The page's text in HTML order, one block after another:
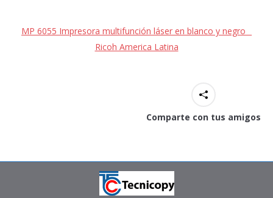
MP 6055 Impresora multifunción láser en blanco y negro _
Ricoh America Latina
Comparte con tus amigos